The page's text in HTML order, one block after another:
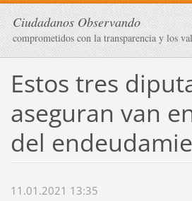
Ciudadanos Observando
comprometidos con la transparencia y los
Estos tres
aseguran van
del
11.01.2021 13:35